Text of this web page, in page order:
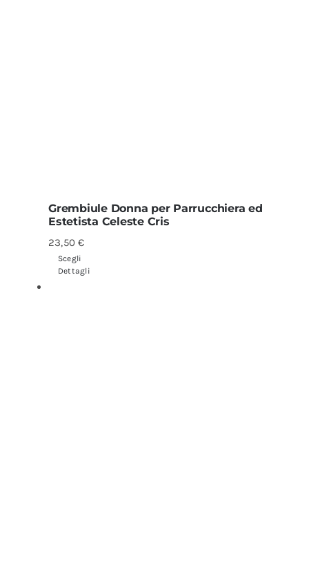
Grembiule Donna per Parrucchiera ed
Estetista Celeste Cris
23,50€
Scegli
Dettagli